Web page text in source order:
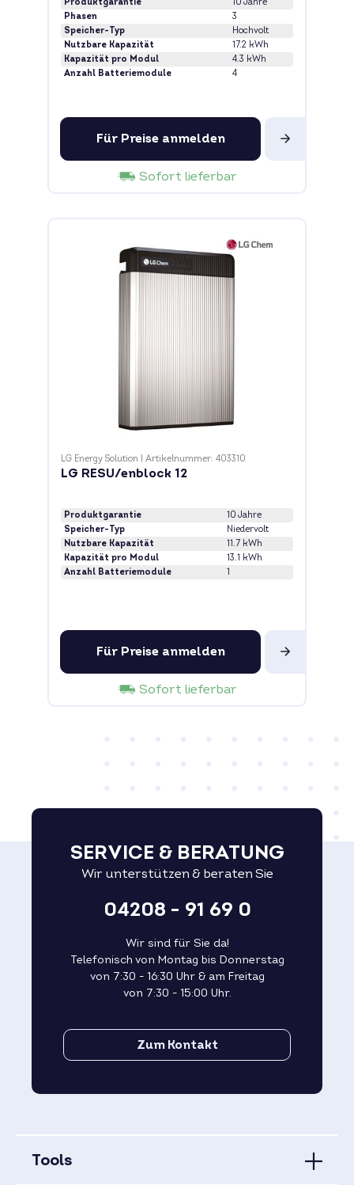
Phasen
3
Speicher-Typ
Hochvolt
Nutzbare Kapazität
17.2 kWh
Kapazität pro Modul
4.3 kWh
Anzahl Batteriemodule
4
Für Preise anmelden
Sofort lieferbar
LG Energy Solution Artikelnummer: 403310
LG RESU/enblock 12
Produktgarantie
10 Jahre
Speicher-Typ
Niedervolt
Nutzbare Kapazität
11.7 kWh
Kapazität pro Modul
13.1 kWh
Anzahl Batteriemodule
1
Für Preise anmelden
Sofort lieferbar
SERVICE & BERATUNG
Wir unterstützen & beraten Sie
04208 - 91 69 0
Wir sind für Sie da!
Telefonisch von Montag bis Donnerstag
von 7:30 - 16:30 Uhr & am Freitag
von 7:30 - 15:00 Uhr.
Zum Kontakt
Tools